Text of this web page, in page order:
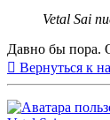
Vetal Sai
Давно бы пора.
Вернуться к